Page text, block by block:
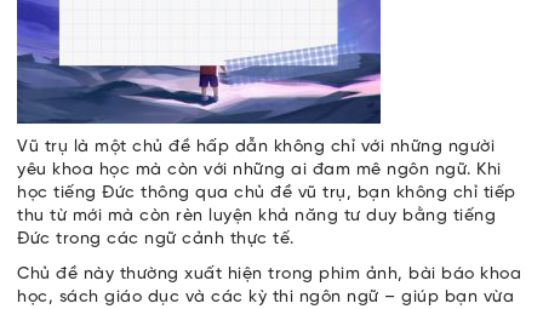
Vũ trụ là một chủ đề hấp dẫn không chỉ với những người
yêu khoa học mà còn với những ai đam mê ngôn ngữ. Khi
học tiếng Đức thông qua chủ đề vũ trụ, bạn không chỉ tiếp
thu từ mới mà còn rèn luyện khả năng tư duy bằng tiếng
Đức trong các ngữ cảnh thực tế.
Chủ đề này thường xuất hiện trong phim ảnh, bài báo khoa
học, sách giáo dục và các kỳ thi ngôn ngữ – giúp bạn vừa